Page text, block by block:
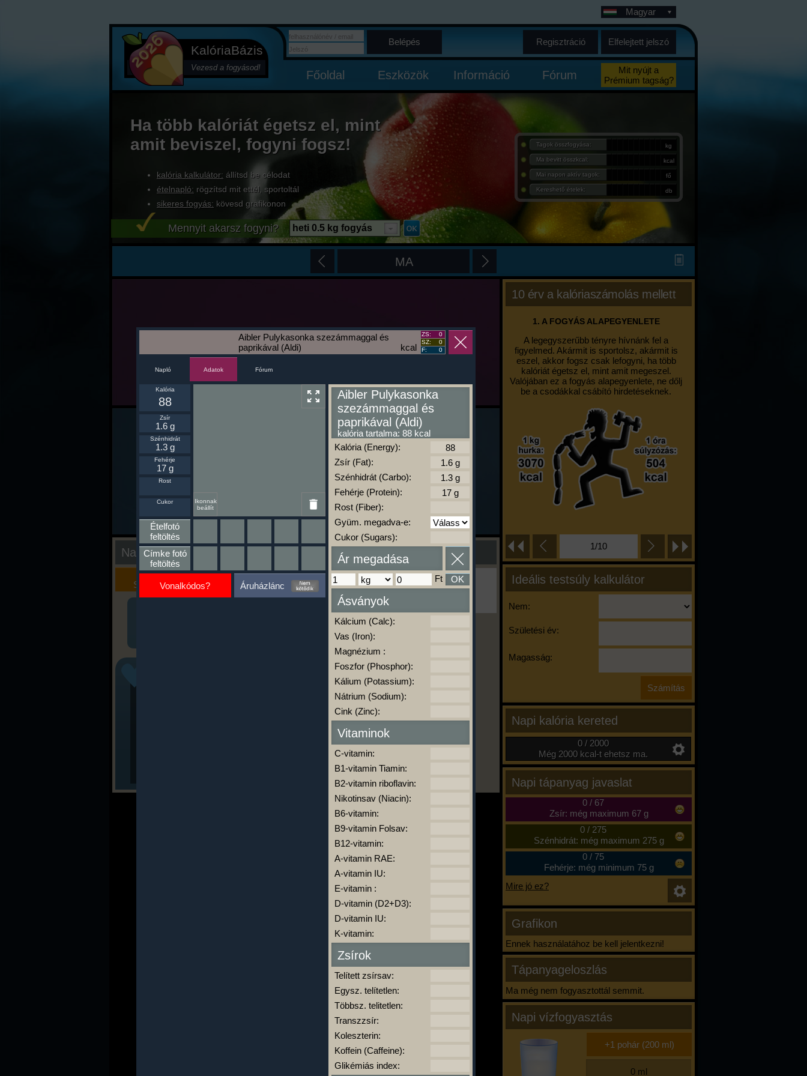
KalóriaBázis
Vezesd a fogyásod!
Magyar
Belépés Regisztráció Elfelejtett jelszó
Főoldal Eszközök Információ Fórum
Mit nyújt a
Prémium tagság?
Ha több kalóriát égetsz el, mint
amit beviszel, fogyni fogsz!
kalória kalkulátor: állítsd be célodat
ételnapló: rögzítsd mit ettél, sportoltál
sikeres fogyás: kövesd grafikonon
Tagok összfogyása: kg
Ma bevitt összkcal: kcal
Mai napon aktív tagok: fő
Kereshető ételek: db
Mennyit akarsz fogyni? heti 0.5 kg fogyás
MA
10 érv a kalóriaszámolás mellett
1. A FOGYÁS ALAPEGYENLETE
A legegyszerűbb tényre hívnánk fel a
figyelmed. Akármit is sportolsz, akármit is
eszel, akkor fogsz csak lefogyni, ha több
kalóriát égetsz el, mint amit megeszel.
Valójában ez a fogyás alapegyenlete, ne dőlj
be a csodákkal csábító hirdetéseknek.
1/10
Ideális testsúly kalkulátor
Nem:
Születési év:
Magasság:
Napi kalória kereted
0 / 2000
Még 2000 kcal-t ehetsz ma.
Napi tápanyag javaslat
0/ 67
Zsír: még maximum 67 g
0/ 275
Szénhidrát: még maximum 275 g
0/ 75
Fehérje: még minimum 75 g
Mire jó ez?
Grafikon
Ennek használatához be kell jelentkezni!
Tápanyageloszlás
Ma még nem fogyasztottál semmit.
Napi vízfogyasztás
Nap kiértékelése
Kalória
Szimulátor
Szöveges
Értékelés
Ha ma már nem eszel/sportolsz többet,
kattints a kiértékelésre!
A Kalória Szimulátor Prémium funkció.
kalóriabázis.hu
kcal
Aibler Pulykasonka szezámmaggal és
paprikával (Aldi)
ZS:
0
SZ:
0
F:
0
Napló Adatok Fórum
Ikonnak
beállít
Kalória
88
Zsír
1.6 g
Szénhidrát
1.3 g
Fehérje
17 g
Rost
Cukor
Ételfotó
feltöltés
Címke fotó
feltöltés
Vonalkódos? Áruházlánc
Aibler Pulykasonka
szezámmaggal és
paprikával (Aldi)
kalória tartalma: 88 kcal
Kalória (Energy):
Zsír (Fat):
Szénhidrát (Carbo):
Fehérje (Protein):
Rost (Fiber):
Gyüm. megadva-e:
Cukor (Sugars):
Ár megadása
Ft OK
Ásványok
Kálcium (Calc):
Vas (Iron):
Magnézium :
Foszfor (Phosphor):
Kálium (Potassium):
Nátrium (Sodium):
Cink (Zinc):
Vitaminok
C-vitamin:
B1-vitamin Tiamin:
B2-vitamin riboflavin:
Nikotinsav (Niacin):
B6-vitamin:
B9-vitamin Folsav:
B12-vitamin:
A-vitamin RAE:
A-vitamin IU:
E-vitamin :
D-vitamin (D2+D3):
D-vitamin IU:
K-vitamin:
Zsírok
Telített zsírsav:
Egysz. telítetlen:
Többsz. telitetlen:
Transzzsír:
Koleszterin:
Koffein (Caffeine):
Glikémiás index: